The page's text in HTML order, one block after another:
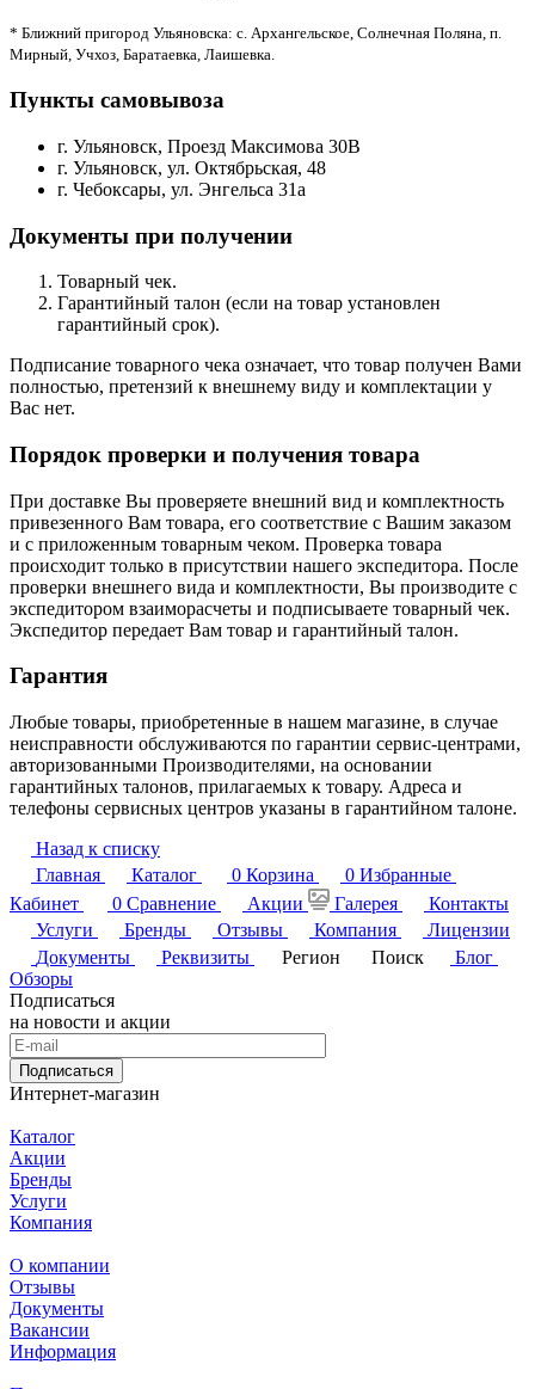
* Ближний пригород Ульяновска: с. Архангельское, Солнечная Поляна, п.
Мирный, Учхоз, Баратаевка, Лаишевка.
Пункты самовывоза
г. Ульяновск, Проезд Максимова 30В
г. Ульяновск, ул. Октябрьская, 48
г. Чебоксары, ул. Энгельса 31а
Документы при получении
Товарный чек.
Гарантийный талон (если на товар установлен
гарантийный срок).
Подписание товарного чека означает, что товар получен Вами
полностью, претензий к внешнему виду и комплектации у
Вас нет.
Порядок проверки и получения товара
При доставке Вы проверяете внешний вид и комплектность
привезенного Вам товара, его соответствие с Вашим заказом
и с приложенным товарным чеком. Проверка товара
происходит только в присутствии нашего экспедитора. После
проверки внешнего вида и комплектности, Вы производите с
экспедитором взаиморасчеты и подписываете товарный чек.
Экспедитор передает Вам товар и гарантийный талон.
Гарантия
Любые товары, приобретенные в нашем магазине, в случае
неисправности обслуживаются по гарантии сервис-центрами,
авторизованными Производителями, на основании
гарантийных талонов, прилагаемых к товару. Адреса и
телефоны сервисных центров указаны в гарантийном талоне.
Назад к списку
Главная
Каталог 0 Корзина 0 Избранные
Кабинет
0 Сравнение Акции Галерея
Контакты
Услуги
Бренды Отзывы Компания
Лицензии
Документы
Реквизиты Регион Поиск
Блог
Обзоры
Подписаться
на новости и акции
Подписаться
Интернет-магазин
Каталог
Акции
Бренды
Услуги
Компания
О компании
Отзывы
Документы
Вакансии
Информация